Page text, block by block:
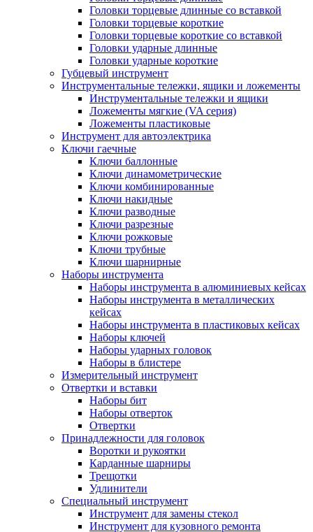
Головки торцевые длинные со вставкой
Головки торцевые короткие
Головки торцевые короткие со вставкой
Головки ударные длинные
Головки ударные короткие
Губцевый инструмент
Инструментальные тележки, ящики и ложементы
Инструментальные тележки и ящики
Ложементы мягкие (VA серия)
Ложементы пластиковые
Инструмент для автоэлектрика
Ключи гаечные
Ключи баллонные
Ключи динамометрические
Ключи комбинированные
Ключи накидные
Ключи разводные
Ключи разрезные
Ключи рожковые
Ключи трубные
Ключи шарнирные
Наборы инструмента
Наборы инструмента в алюминиевых кейсах
Наборы инструмента в металлических
кейсах
Наборы инструмента в пластиковых кейсах
Наборы ключей
Наборы ударных головок
Наборы в блистере
Измерительный инструмент
Отвертки и вставки
Наборы бит
Наборы отверток
Отвертки
Принадлежности для головок
Воротки и рукоятки
Карданные шарниры
Трещотки
Удлинители
Специальный инструмент
Инструмент для замены стекол
Инструмент для кузовного ремонта